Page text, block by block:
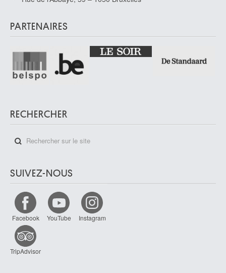
PARTENAIRES
RECHERCHER
SUIVEZ-NOUS
Facebook YouTube Instagram
TripAdvisor